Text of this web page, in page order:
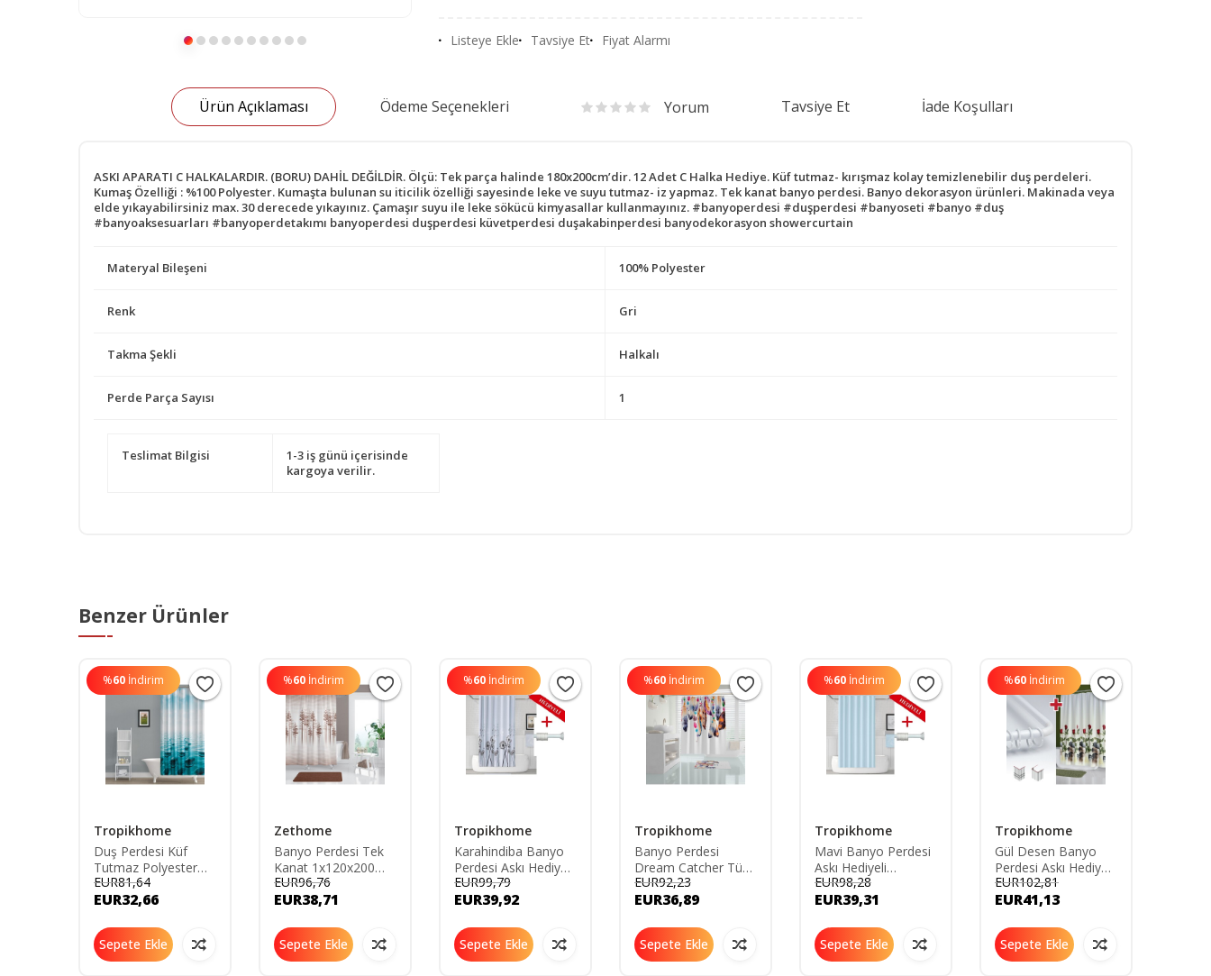
Listeye Ekle Tavsiye Et Fiyat Alarmı
Ürün Açıklaması Ödeme Seçenekleri Yorum Tavsiye Et İade Koşulları
ASKI APARATI C HALKALARDIR. (BORU) DAHİL DEĞİLDİR. Ölçü: Tek parça halinde 180x200cm’dir. 12 Adet C Halka Hediye. Küf tutmaz- kırışmaz kolay temizlenebilir duş perdeleri.
Kumaş Özelliği : %100 Polyester. Kumaşta bulunan su iticilik özelliği sayesinde leke ve suyu tutmaz- iz yapmaz. Tek kanat banyo perdesi. Banyo dekorasyon ürünleri. Makinada veya
elde yıkayabilirsiniz max. 30 derecede yıkayınız. Çamaşır suyu ile leke sökücü kimyasallar kullanmayınız. #banyoperdesi #duşperdesi #banyoseti #banyo #duş
#banyoaksesuarları #banyoperdetakımı banyoperdesi duşperdesi küvetperdesi duşakabinperdesi banyodekorasyon showercurtain
Materyal Bileşeni 100% Polyester
Renk Gri
Takma Şekli Halkalı
Perde Parça Sayısı 1
Teslimat Bilgisi
1-3 iş günü içerisinde
kargoya verilir.
Benzer Ürünler
%60 İndirim
Tropikhome
Duş Perdesi Küf
Tutmaz Polyester
Kumaş Banyo
Perdesi Tek Kanat
Perdesi 180x200 Cm
EUR81,64
EUR32,66
Sepete Ekle
%60 İndirim
Zethome
Banyo Perdesi Tek
Kanat 1x120x200
Duş Perdesi 3390
EUR96,76
EUR38,71
Sepete Ekle
%60 İndirim
Tropikhome
Karahindiba Banyo
Perdesi Askı Hediyeli
180x200cm Tek
Kanat Duş Perdesi-
Perdesi
EUR99,79
EUR39,92
Sepete Ekle
%60 İndirim
Tropikhome
Banyo Perdesi
Dream Catcher Tüy
Desenli Baskılı
Solmaz Su Geçirmez
Perdesi C Halkalı
EUR92,23
EUR36,89
Sepete Ekle
%60 İndirim
Tropikhome
Mavi Banyo Perdesi
Askı Hediyeli
180x200cm Tek
Kanat Duş Perdesi-
Duş Perdesi
EUR98,28
EUR39,31
Sepete Ekle
%60 İndirim
Tropikhome
Gül Desen Banyo
Perdesi Askı Hediyeli
180x200cm Tek
Kanat Beyaz Kırmızı
Hediyeli
EUR102,81
EUR41,13
Sepete Ekle